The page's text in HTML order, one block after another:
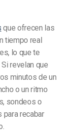
que ofrecen las
tiempo real
lo que te
revelan que
minutos de un
o un ritmo
sondeos o
recabar